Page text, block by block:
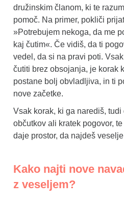
družinskim članom, ki te
pomoč. Na primer, pokliči
»Potrebujem nekoga, da me
kaj čutim«. Če vidiš, da ti
vedel, da si na pravi poti.
čutiti brez obsojanja, je korak
postane bolj obvladljiva, in ti
nove začetke.
Vsak korak, ki ga narediš,
občutkov ali kratek pogovor,
daje prostor, da najdeš
Kako najti nove
z veseljem?